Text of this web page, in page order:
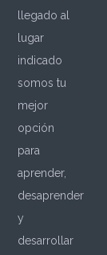
llegado al
lugar
indicado
somos tu
mejor
opción
para
aprender,
desaprender
y
desarrollar